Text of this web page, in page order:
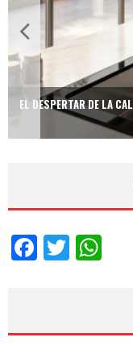
EL DESPERTAR DE LA
Facebook